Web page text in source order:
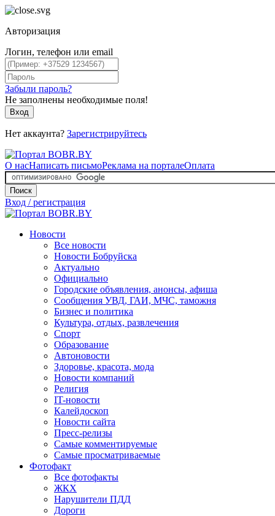
Авторизация
Логин, телефон или email
Забыли пароль?
Не заполнены необходимые поля!
Вход
Нет аккаунта? Зарегистрируйтесь
О насНаписать письмоРеклама на порталеОплата
Поиск
Вход / регистрация
Новости
Все новости
Новости Бобруйска
Актуально
Официально
Городские объявления, анонсы, афиша
Сообщения УВД, ГАИ, МЧС, таможня
Бизнес и политика
Культура, отдых, развлечения
Спорт
Образование
Автоновости
Здоровье, красота, мода
Новости компаний
Религия
IT-новости
Калейдоскоп
Новости сайта
Пресс-релизы
Самые комментируемые
Самые просматриваемые
Фотофакт
Все фотофакты
ЖКХ
Нарушители ПДД
Дороги